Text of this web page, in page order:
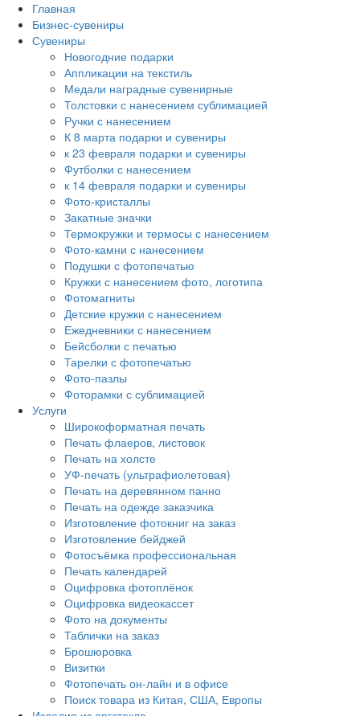
Главная
Бизнес-сувениры
Сувениры
Новогодние подарки
Аппликации на текстиль
Медали наградные сувенирные
Толстовки с нанесением сублимацией
Ручки с нанесением
К 8 марта подарки и сувениры
к 23 февраля подарки и сувениры
Футболки с нанесением
к 14 февраля подарки и сувениры
Фото-кристаллы
Закатные значки
Термокружки и термосы с нанесением
Фото-камни с нанесением
Подушки с фотопечатью
Кружки с нанесением фото, логотипа
Фотомагниты
Детские кружки с нанесением
Ежедневники с нанесением
Бейсболки с печатью
Тарелки с фотопечатью
Фото-пазлы
Фоторамки с сублимацией
Услуги
Широкоформатная печать
Печать флаеров, листовок
Печать на холсте
УФ-печать (ультрафиолетовая)
Печать на деревянном панно
Печать на одежде заказчика
Изготовление фотокниг на заказ
Изготовление бейджей
Фотосъёмка профессиональная
Печать календарей
Оцифровка фотоплёнок
Оцифровка видеокассет
Фото на документы
Таблички на заказ
Брошюровка
Визитки
Фотопечать он-лайн и в офисе
Поиск товара из Китая, США, Европы